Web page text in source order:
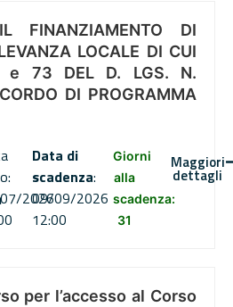
FINANZIAMENTO DI
LOCALE DI CUI
e 73 DEL D. LGS. N.
DI PROGRAMMA
2026
Data di
scadenza:
09/09/2026
12:00
Giorni
alla
scadenza:
31
Maggiori
dettagli
per l’accesso al Corso